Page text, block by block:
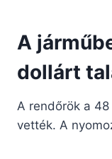
A
dollárt
A rendőrök a
vették. A